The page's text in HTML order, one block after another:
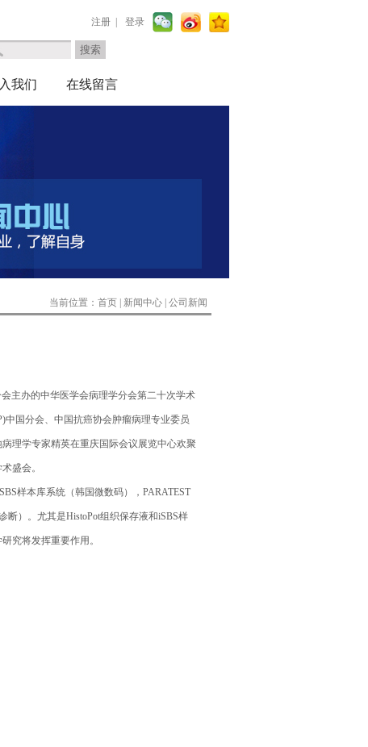
登录
注册
我们 在线留言
当前位置： 首页 新闻中心 公司新闻
主办的中华医学会病理学分会第二十次学术
国分会、中国抗癌协会肿瘤病理专业委员
理学专家精英在重庆国际会议展览中心欢聚
盛会。
样本库系统（韩国微数码），PARATEST
断）。尤其是HistoPot组织保存液和iSBS样
究将发挥重要作用。